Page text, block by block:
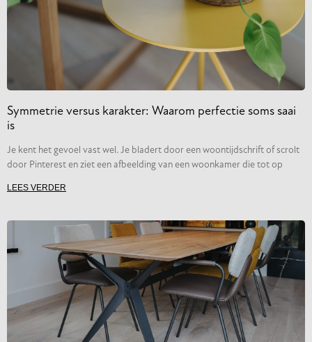
Symmetrie versus karakter: Waarom perfectie soms saai
is
Je kent het gevoel vast wel. Je bladert door een woontijdschrift of scrolt
door Pinterest en ziet een afbeelding van een woonkamer die tot op
LEES VERDER